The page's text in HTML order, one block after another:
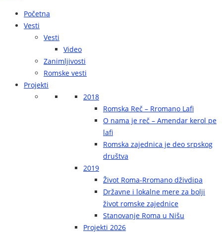
Početna
Vesti
Vesti
Video
Zanimljivosti
Romske vesti
Projekti
2018
Romska Reč – Rromano Lafi
O nama je reč – Amendar kerol pe
lafi
Romska zajednica je deo srpskog
društva
2019
Život Roma-Rromano dživdipa
Državne i lokalne mere za bolji
život romske zajednice
Stanovanje Roma u Nišu
Projekti 2026